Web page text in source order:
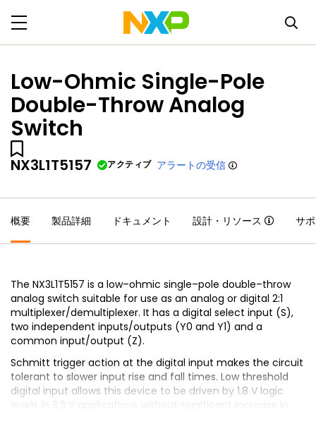
Low-Ohmic Single-Pole
Double-Throw Analog
Switch
NX3L1T5157 アクティブ アラートの受信
概要 製品詳細 ドキュメント 設計・リソース サ
The NX3L1T5157 is a low–ohmic single–pole double–throw
analog switch suitable for use as an analog or digital 2:1
multiplexer/demultiplexer. It has a digital select input (S),
two independent inputs/outputs (Y0 and Y1) and a
common input/output (Z).
Schmitt trigger action at the digital input makes the circuit
tolerant to slower input rise and fall times. Low threshold
digital input allows this device to be driven by 1.8 V logic
levels in 3.3 V applications without significant increase in